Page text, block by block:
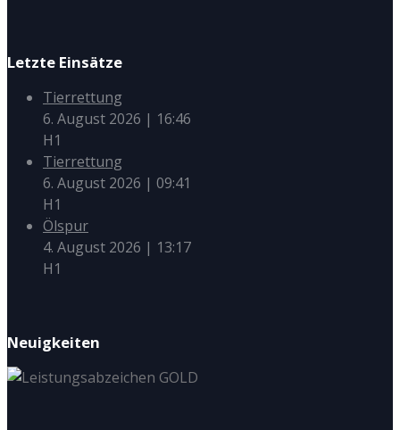
Letzte Einsätze
Tierrettung
6. August 2026 | 16:46
H1
Tierrettung
6. August 2026 | 09:41
H1
Ölspur
4. August 2026 | 13:17
H1
Neuigkeiten